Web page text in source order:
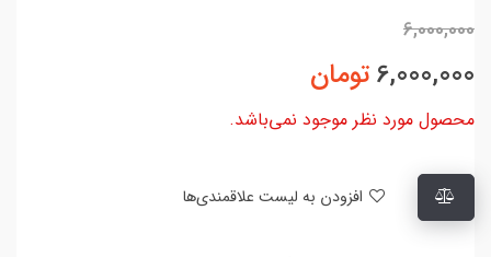
6,000,000
6,000,000تومان
محصول مورد نظر موجود نمی‌باشد.